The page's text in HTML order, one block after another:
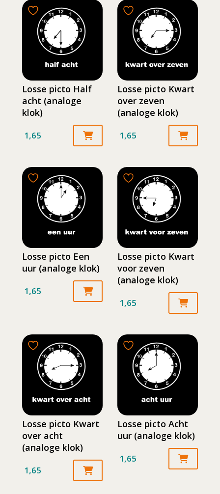
Losse picto Half
acht (analoge
klok)
1,65
Losse picto Kwart
over zeven
(analoge klok)
1,65
Losse picto Een
uur (analoge klok)
1,65
Losse picto Kwart
voor zeven
(analoge klok)
1,65
Losse picto Kwart
over acht
(analoge klok)
1,65
Losse picto Acht
uur (analoge klok)
1,65